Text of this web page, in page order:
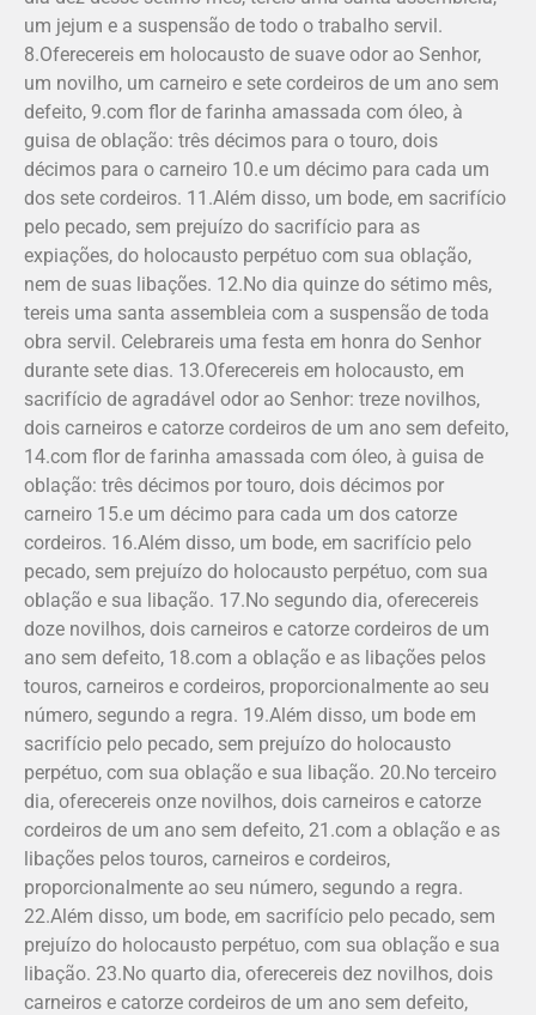
um jejum e a suspensão de todo o trabalho servil.
8.Ofere­cereis em holocausto de suave odor ao Senhor,
um novilho, um carneiro e sete cordeiros de um ano sem
defeito, 9.com flor de farinha amassada com óleo, à
guisa de oblação: três décimos para o touro, dois
décimos para o carneiro 10.e um décimo para cada um
dos sete cordeiros. 11.Além disso, um bode, em sacrifício
pelo pecado, sem prejuízo do sacrifício para as
expiações, do holocausto perpétuo com sua oblação,
nem de suas libações. 12.No dia quinze do sétimo mês,
tereis uma santa assembleia com a suspensão de toda
obra servil. Celebrareis uma festa em honra do Senhor
durante sete dias. 13.Oferecereis em holocausto, em
sacrifício de agradável odor ao Senhor: treze novilhos,
dois carneiros e catorze cordeiros de um ano sem defeito,
14.com flor de farinha amassada com óleo, à guisa de
oblação: três décimos por touro, dois décimos por
carneiro 15.e um décimo para cada um dos catorze
cordeiros. 16.Além disso, um bode, em sacrifício pelo
pecado, sem prejuízo do holocausto perpétuo, com sua
oblação e sua libação. 17.No segundo dia, oferecereis
doze novilhos, dois carneiros e catorze cordeiros de um
ano sem defeito, 18.com a oblação e as libações pelos
touros, carneiros e cordeiros, proporcionalmente ao seu
número, segundo a regra. 19.Além disso, um bode em
sacrifício pelo pecado, sem prejuízo do holocausto
perpétuo, com sua oblação e sua libação. 20.No terceiro
dia, oferecereis onze novilhos, dois carneiros e catorze
cordeiros de um ano sem defeito, 21.com a oblação e as
liba­ções pelos touros, carneiros e cordeiros,
proporcionalmente ao seu número, segundo a regra.
22.Além disso, um bode, em sacrifício pelo pecado, sem
prejuízo do holocausto perpétuo, com sua oblação e sua
libação. 23.No quarto dia, oferecereis dez novilhos, dois
carneiros e catorze cordeiros de um ano sem defeito,